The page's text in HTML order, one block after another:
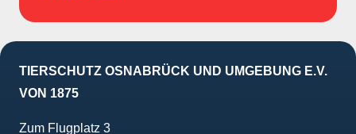
TIERSCHUTZ OSNABRÜCK UND UMGEBUNG E.V.
VON 1875
Zum Flugplatz 3